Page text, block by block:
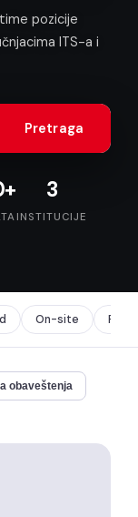
pozicije
ITS-a i
Pretraga
3
INSTITUCIJE
On-site
obaveštenja